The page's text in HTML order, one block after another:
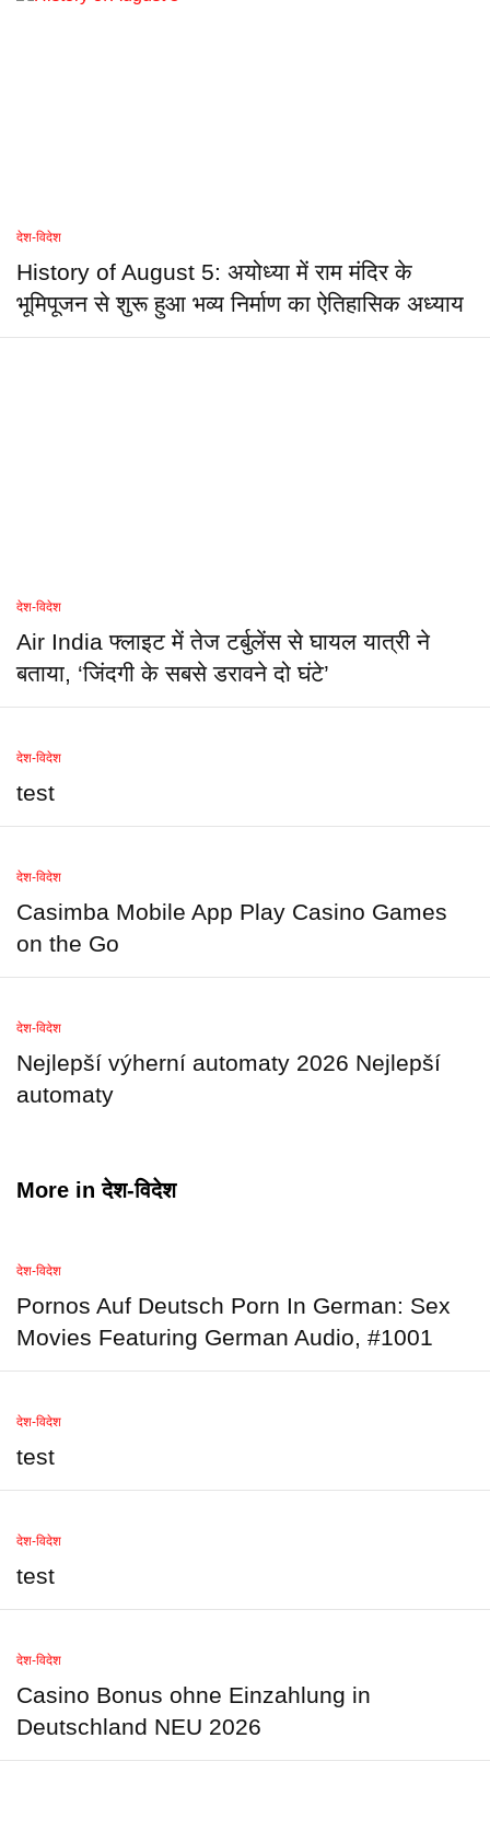
देश-विदेश
History of August 5: अयोध्या में राम मंदिर के
भूमिपूजन से शुरू हुआ भव्य निर्माण का ऐतिहासिक अध्याय
देश-विदेश
Air India फ्लाइट में तेज टर्बुलेंस से घायल यात्री ने
बताया, ‘जिंदगी के सबसे डरावने दो घंटे’
देश-विदेश
test
देश-विदेश
Casimba Mobile App Play Casino Games
on the Go
देश-विदेश
Nejlepší výherní automaty 2026 Nejlepší
automaty
More inदेश-विदेश
देश-विदेश
Pornos Auf Deutsch Porn In German: Sex
Movies Featuring German Audio, #1001
देश-विदेश
test
देश-विदेश
test
देश-विदेश
Casino Bonus ohne Einzahlung in
Deutschland NEU 2026